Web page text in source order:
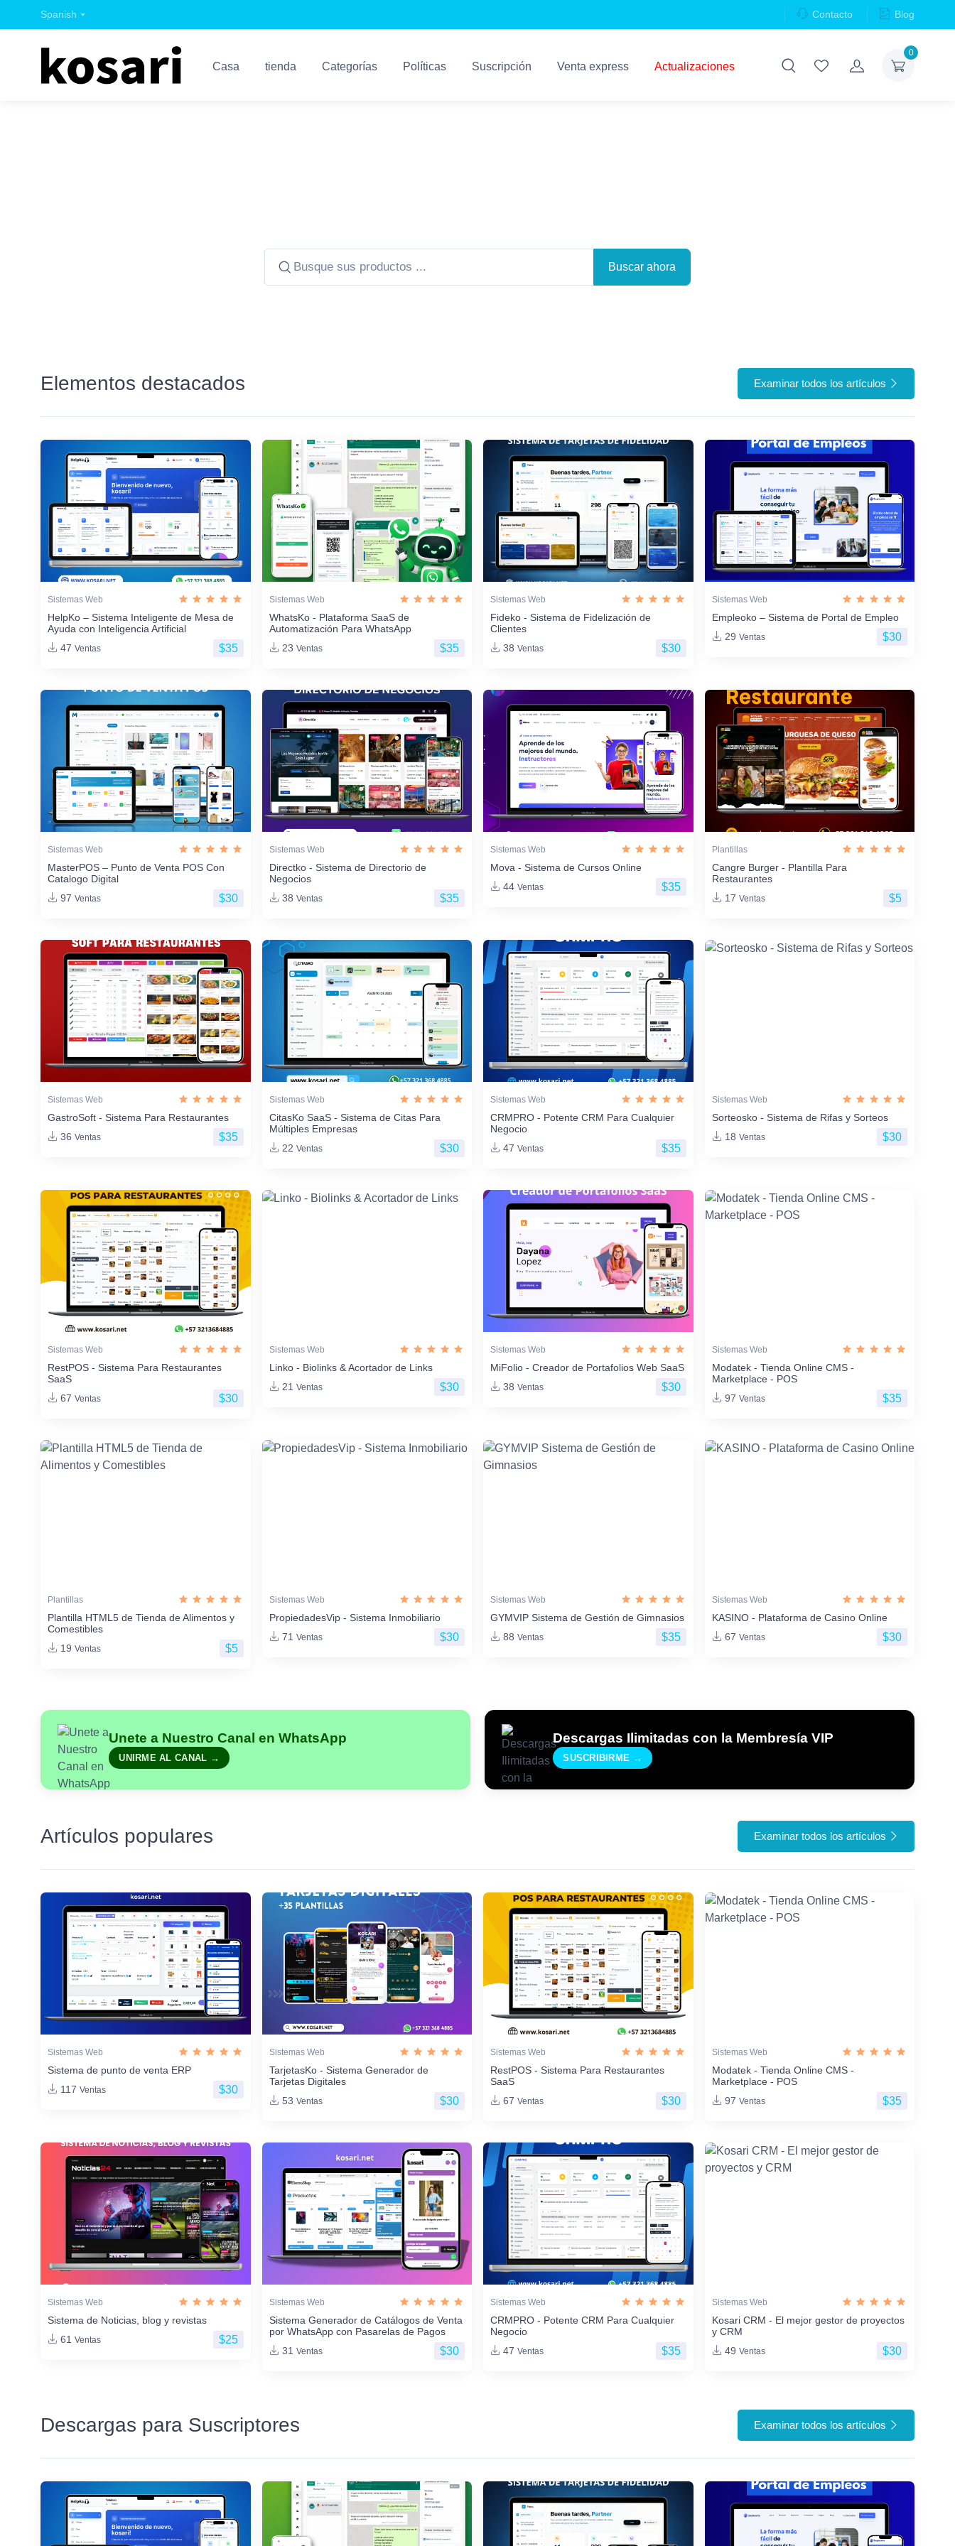
Spanish Contacto Blog
0
Casa tienda Categorías Políticas Suscripción Venta express Actualizaciones
Buscar ahora
Elementos destacados Examinar todos los artículos
Sistemas Web
HelpKo – Sistema Inteligente de Mesa de
Ayuda con Inteligencia Artificial
47 Ventas $35
Sistemas Web
WhatsKo - Plataforma SaaS de
Automatización Para WhatsApp
23 Ventas $35
Sistemas Web
Fideko - Sistema de Fidelización de
Clientes
38 Ventas $30
Sistemas Web
Empleoko – Sistema de Portal de Empleo
29 Ventas $30
Sistemas Web
MasterPOS – Punto de Venta POS Con
Catalogo Digital
97 Ventas $30
Sistemas Web
Directko - Sistema de Directorio de
Negocios
38 Ventas $35
Sistemas Web
Mova - Sistema de Cursos Online
44 Ventas $35
Plantillas
Cangre Burger - Plantilla Para
Restaurantes
17 Ventas $5
Sistemas Web
GastroSoft - Sistema Para Restaurantes
36 Ventas $35
Sistemas Web
CitasKo SaaS - Sistema de Citas Para
Múltiples Empresas
22 Ventas $30
Sistemas Web
CRMPRO - Potente CRM Para Cualquier
Negocio
47 Ventas $35
Sistemas Web
Sorteosko - Sistema de Rifas y Sorteos
18 Ventas $30
Sistemas Web
RestPOS - Sistema Para Restaurantes
SaaS
67 Ventas $30
Sistemas Web
Linko - Biolinks & Acortador de Links
21 Ventas $30
Sistemas Web
MiFolio - Creador de Portafolios Web SaaS
38 Ventas $30
Sistemas Web
Modatek - Tienda Online CMS -
Marketplace - POS
97 Ventas $35
Plantillas
Plantilla HTML5 de Tienda de Alimentos y
Comestibles
19 Ventas $5
Sistemas Web
PropiedadesVip - Sistema Inmobiliario
71 Ventas $30
Sistemas Web
GYMVIP Sistema de Gestión de Gimnasios
88 Ventas $35
Sistemas Web
KASINO - Plataforma de Casino Online
67 Ventas $30
Unete a Nuestro Canal en WhatsApp
UNIRME AL CANAL →
Descargas Ilimitadas con la Membresía VIP
SUSCRIBIRME →
Artículos populares Examinar todos los artículos
Sistemas Web
Sistema de punto de venta ERP
117 Ventas $30
Sistemas Web
TarjetasKo - Sistema Generador de
Tarjetas Digitales
53 Ventas $30
Sistemas Web
RestPOS - Sistema Para Restaurantes
SaaS
67 Ventas $30
Sistemas Web
Modatek - Tienda Online CMS -
Marketplace - POS
97 Ventas $35
Sistemas Web
Sistema de Noticias, blog y revistas
61 Ventas $25
Sistemas Web
Sistema Generador de Catálogos de Venta
por WhatsApp con Pasarelas de Pagos
31 Ventas $30
Sistemas Web
CRMPRO - Potente CRM Para Cualquier
Negocio
47 Ventas $35
Sistemas Web
Kosari CRM - El mejor gestor de proyectos
y CRM
49 Ventas $30
Descargas para Suscriptores Examinar todos los artículos